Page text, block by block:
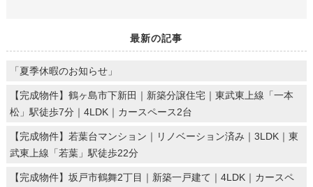
最新の記事
「夏季休暇のお知らせ」
【完成物件】鶴ヶ島市下新田｜新築分譲住宅｜東武東上線「一本
松」駅徒歩7分｜4LDK｜カースペース2台
【完成物件】若葉台マンション｜リノベーション済み｜3LDK｜東
武東上線「若葉」駅徒歩22分
【完成物件】坂戸市鶴舞2丁目｜新築一戸建て｜4LDK｜カースペ